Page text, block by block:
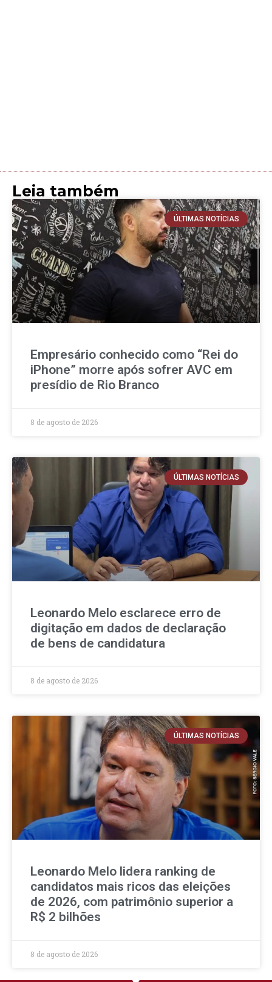
Leia também
ÚLTIMAS NOTÍCIAS
Empresário conhecido como “Rei do
iPhone” morre após sofrer AVC em
presídio de Rio Branco
8 de agosto de 2026
ÚLTIMAS NOTÍCIAS
Leonardo Melo esclarece erro de
digitação em dados de declaração
de bens de candidatura
8 de agosto de 2026
ÚLTIMAS NOTÍCIAS
Leonardo Melo lidera ranking de
candidatos mais ricos das eleições
de 2026, com patrimônio superior a
R$ 2 bilhões
8 de agosto de 2026